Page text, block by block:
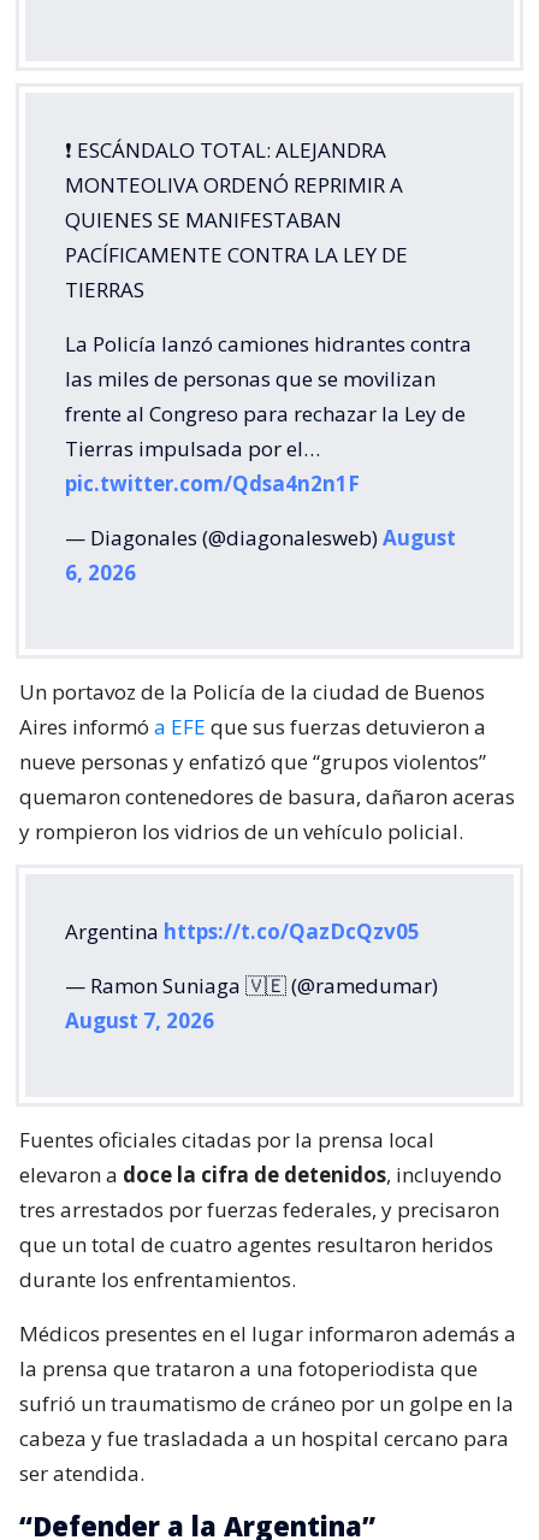
❗️ ESCÁNDALO TOTAL: ALEJANDRA
MONTEOLIVA ORDENÓ REPRIMIR A
QUIENES SE MANIFESTABAN
PACÍFICAMENTE CONTRA LA LEY DE
TIERRAS
La Policía lanzó camiones hidrantes contra
las miles de personas que se movilizan
frente al Congreso para rechazar la Ley de
Tierras impulsada por el…
pic.twitter.com/Qdsa4n2n1F
— Diagonales (@diagonalesweb)August
6, 2026
Un portavoz de la Policía de la ciudad de Buenos
Aires informó a EFE que sus fuerzas detuvieron a
nueve personas y enfatizó que “grupos violentos”
quemaron contenedores de basura, dañaron aceras
y rompieron los vidrios de un vehículo policial.
Argentina https://t.co/QazDcQzv05
— Ramon Suniaga 🇻🇪 (@ramedumar)
August 7, 2026
Fuentes oficiales citadas por la prensa local
elevaron a doce la cifra de detenidos, incluyendo
tres arrestados por fuerzas federales, y precisaron
que un total de cuatro agentes resultaron heridos
durante los enfrentamientos.
Médicos presentes en el lugar informaron además a
la prensa que trataron a una fotoperiodista que
sufrió un traumatismo de cráneo por un golpe en la
cabeza y fue trasladada a un hospital cercano para
ser atendida.
“Defender a la Argentina”